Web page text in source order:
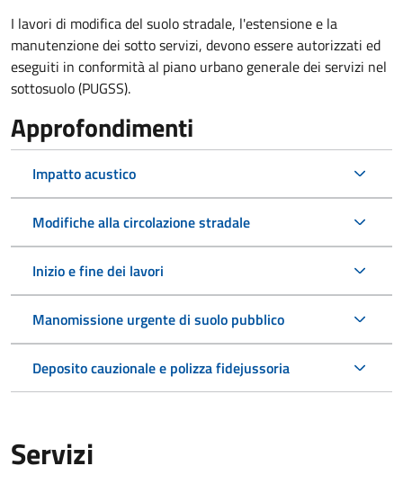
I lavori di modifica del suolo stradale, l'estensione e la
manutenzione dei sotto servizi, devono essere autorizzati ed
eseguiti in conformità al piano urbano generale dei servizi nel
sottosuolo (PUGSS).
Approfondimenti
Impatto acustico
Modifiche alla circolazione stradale
Inizio e fine dei lavori
Manomissione urgente di suolo pubblico
Deposito cauzionale e polizza fidejussoria
Servizi